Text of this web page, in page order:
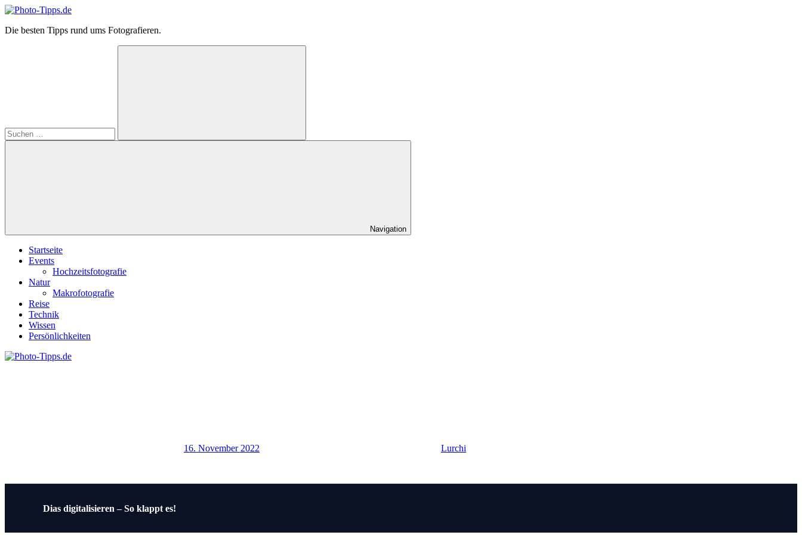
Zum
springen
Photo-
Die besten Tipps rund ums Fotografieren.
Suchen
Navigation
Startseite
Events
Hochzeitsfotografie
Natur
Makrofotografie
Reise
Technik
Wissen
Persönlichkeiten
16. November 2022 Lurchi
Beitragsnavigation
Vorheriger
Dias digitalisieren – So klappt es!